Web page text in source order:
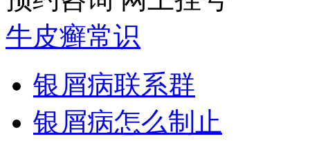
牛皮癣常识
银屑病联系群
银屑病怎么制止